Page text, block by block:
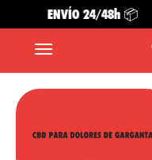
ENVÍO 24/48h 📦